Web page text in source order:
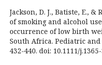
Jackson, D. J., Batiste, E.,
of smoking and alcohol
occurrence of low birth
South Africa. Pediatric
432-440. doi: 10.1111/